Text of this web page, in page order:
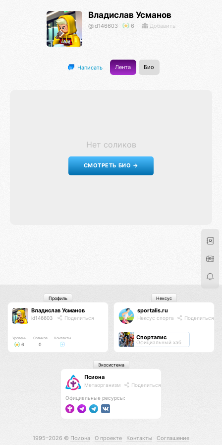
Владислав Усманов
@id146603 6 Добавить
Написать Лента Био
Нет соликов
СМОТРЕТЬ БИО →
Владислав Усманов
id146603 Поделиться
Уровень
6
Соликов
0
Контакты
Профиль
sportalis.ru
Нексус спорта Поделиться
Спорталис
Официальный хаб
Нексус
Псиона
Метаорганизм Поделиться
Официальные ресурсы:
Экосистема
1995–2026 © Псиона О проекте Контакты Соглашение